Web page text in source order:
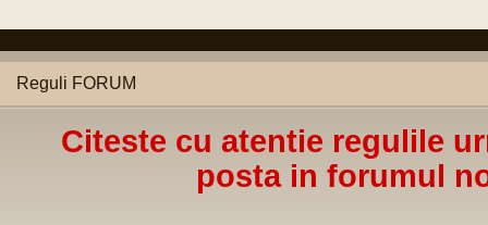
Reguli FORUM
Citeste cu atentie regulile
posta in forumul